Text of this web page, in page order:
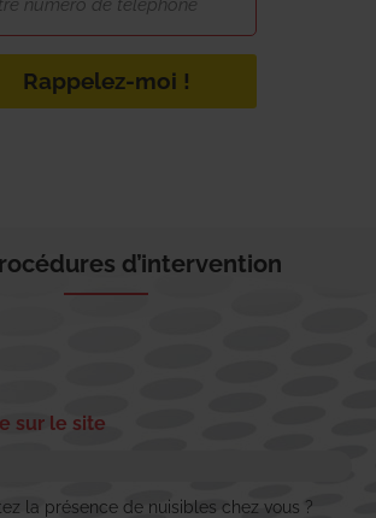
Rappelez-moi !
d’intervention
sur le site
la présence de nuisibles chez vous ?